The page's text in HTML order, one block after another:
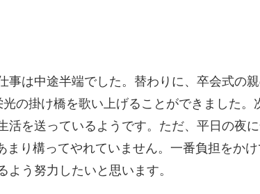
は中途半端でした。替わりに、卒会式の
の掛け橋を歌い上げることができました。
活を送っているようです。ただ、平日の夜
り構ってやれていません。一番負担をかけ
う努力したいと思います。